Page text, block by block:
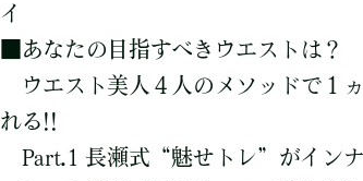
イ
あなたの目指すべきウエストは？
ウエスト美人４人のメソッドで１
れる!!
Part.1 長瀬式“魅せトレ”がインナ